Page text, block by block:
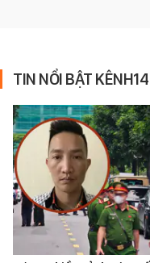
TIN NỔI BẬT KÊNH14